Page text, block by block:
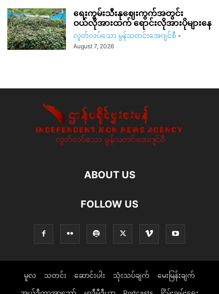
ရေးကွမ်းသီးနုဈေးကွက်အတွင်း
ဝယ်လိုအားထက် ရောင်းလိုအားပိုများနေ
လွတ်လပ်သော မွန်သတင်းအေဂျင်စီ -
August 7, 2026
ABOUT US
FOLLOW US
မူလ သတင်း ဆောင်းပါး သုံးသပ်ချက် မေးမြန်းချက်